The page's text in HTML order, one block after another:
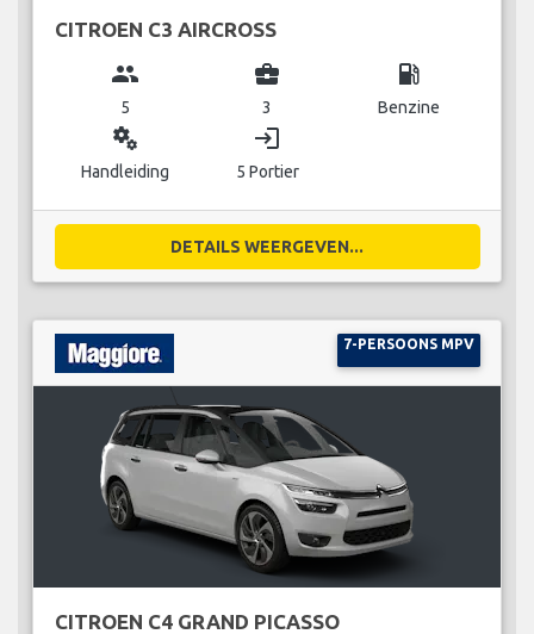
CITROEN C3 AIRCROSS
group
5
business_center
3
local_gas_station
Benzine
miscellaneous_services
Handleiding
login
5 Portier
DETAILS WEERGEVEN...
7-PERSOONS MPV
CITROEN C4 GRAND PICASSO